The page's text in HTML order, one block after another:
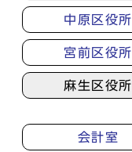
中原区役所
宮前区役所
麻生区役所
会計室